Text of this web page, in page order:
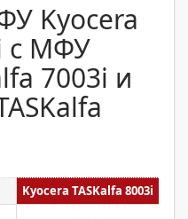
Kyocera
с МФУ
7003i и
Kyocera TASKalfa 8003i